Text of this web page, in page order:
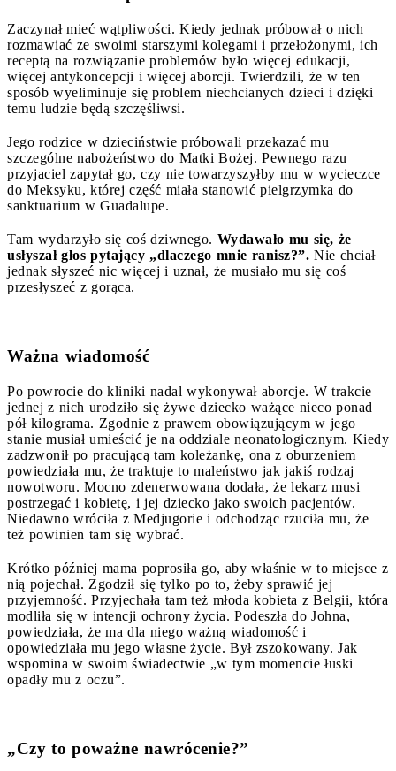
Zaczynał mieć wątpliwości. Kiedy jednak próbował o nich
rozmawiać ze swoimi starszymi kolegami i przełożonymi, ich
receptą na rozwiązanie problemów było więcej edukacji,
więcej antykoncepcji i więcej aborcji. Twierdzili, że w ten
sposób wyeliminuje się problem niechcianych dzieci i dzięki
temu ludzie będą szczęśliwsi.
Jego rodzice w dzieciństwie próbowali przekazać mu
szczególne nabożeństwo do Matki Bożej. Pewnego razu
przyjaciel zapytał go, czy nie towarzyszyłby mu w wycieczce
do Meksyku, której część miała stanowić pielgrzymka do
sanktuarium w Guadalupe.
Tam wydarzyło się coś dziwnego. Wydawało mu się, że
usłyszał głos pytający „dlaczego mnie ranisz?”. Nie chciał
jednak słyszeć nic więcej i uznał, że musiało mu się coś
przesłyszeć z gorąca.
Ważna wiadomość
Po powrocie do kliniki nadal wykonywał aborcje. W trakcie
jednej z nich urodziło się żywe dziecko ważące nieco ponad
pół kilograma. Zgodnie z prawem obowiązującym w jego
stanie musiał umieścić je na oddziale neonatologicznym. Kiedy
zadzwonił po pracującą tam koleżankę, ona z oburzeniem
powiedziała mu, że traktuje to maleństwo jak jakiś rodzaj
nowotworu. Mocno zdenerwowana dodała, że lekarz musi
postrzegać i kobietę, i jej dziecko jako swoich pacjentów.
Niedawno wróciła z Medjugorie i odchodząc rzuciła mu, że
też powinien tam się wybrać.
Krótko później mama poprosiła go, aby właśnie w to miejsce z
nią pojechał. Zgodził się tylko po to, żeby sprawić jej
przyjemność. Przyjechała tam też młoda kobieta z Belgii, która
modliła się w intencji ochrony życia. Podeszła do Johna,
powiedziała, że ma dla niego ważną wiadomość i
opowiedziała mu jego własne życie. Był zszokowany. Jak
wspomina w swoim świadectwie „w tym momencie łuski
opadły mu z oczu”.
„Czy to poważne nawrócenie?”